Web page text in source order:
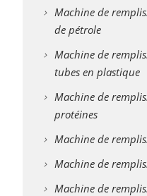
Machine de
de pétrole
Machine de
tubes en plastique
Machine de
protéines
Machine de
Machine de
Machine de